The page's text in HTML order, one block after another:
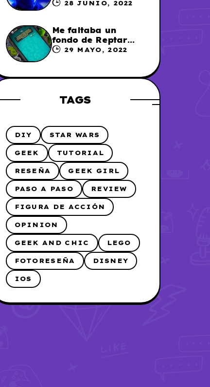
sobre «Lightyear»
28 JUNIO, 2022
Me faltaba un
fondo de Reptar
para los chats en
29 MAYO, 2022
TAGS
DIY STAR WARS
GEEK TUTORIAL
RESEÑA GEEK GIRL
PASO A PASO REVIEW
FIGURA DE ACCIÓN
OPINION
GEEK AND CHIC LEGO
FOTORESEÑA DISNEY
IOS